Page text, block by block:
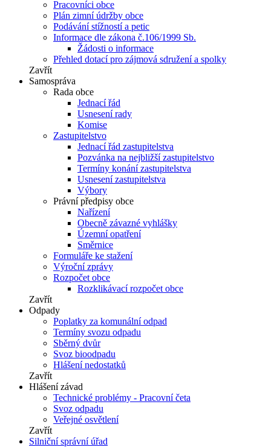
Pracovníci obce
Plán zimní údržby obce
Podávání stížností a petic
Informace dle zákona č.106/1999 Sb.
Žádosti o informace
Přehled dotací pro zájmová sdružení a spolky
Zavřít
Samospráva
Rada obce
Jednací řád
Usnesení rady
Komise
Zastupitelstvo
Jednací řád zastupitelstva
Pozvánka na nejbližší zastupitelstvo
Termíny konání zastupitelstva
Usnesení zastupitelstva
Výbory
Právní předpisy obce
Nařízení
Obecně závazné vyhlášky
Územní opatření
Směrnice
Formuláře ke stažení
Výroční zprávy
Rozpočet obce
Rozklikávací rozpočet obce
Zavřít
Odpady
Poplatky za komunální odpad
Termíny svozu odpadu
Sběrný dvůr
Svoz bioodpadu
Hlášení nedostatků
Zavřít
Hlášení závad
Technické problémy - Pracovní četa
Svoz odpadu
Veřejné osvětlení
Zavřít
Silniční správní úřad